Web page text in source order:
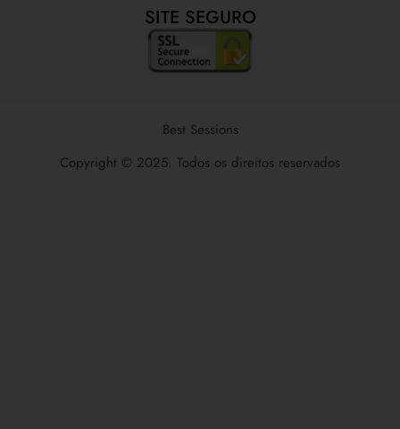
SITE SEGURO
Best Sessions
Copyright © 2025. Todos os direitos reservados